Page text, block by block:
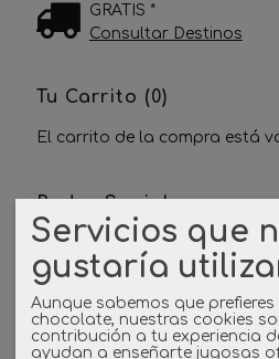
GRATIS *
Consultar Destinos
Tu Carrito (0)
El carrito de la compra está
Redes Sociales
Twitter
Linkedin
Servicios que
gustaría
Aunque sabemos que
chocolate, nuestras cookies
contribución a tu experiencia
ayudan a enseñarte jugosas